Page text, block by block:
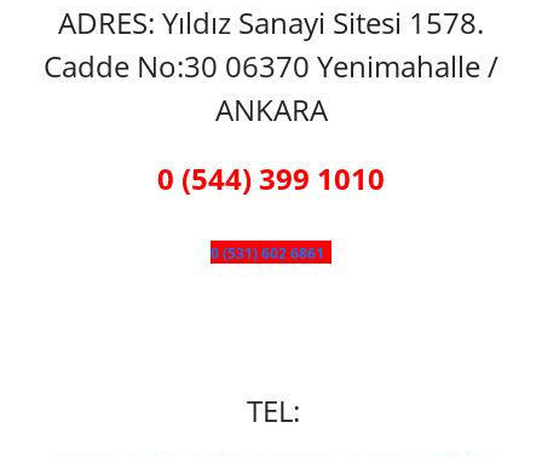
ADRES: Yıldız Sanayi Sitesi 1578.
Cadde No:30 06370 Yenimahalle /
ANKARA
0 (544) 399 1010
0 (531) 602 6861
TEL: